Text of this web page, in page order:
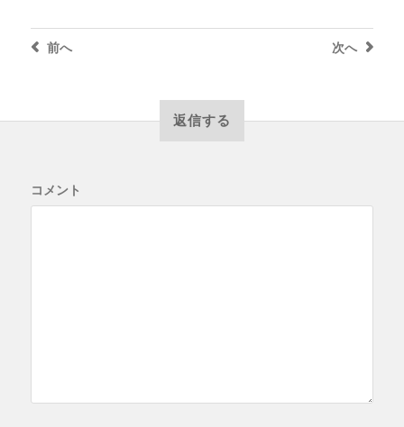
次へ
前へ
返信する
コメント